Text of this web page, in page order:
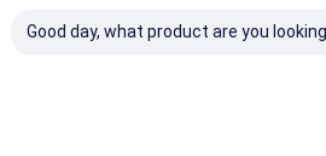
Good day, what product are you